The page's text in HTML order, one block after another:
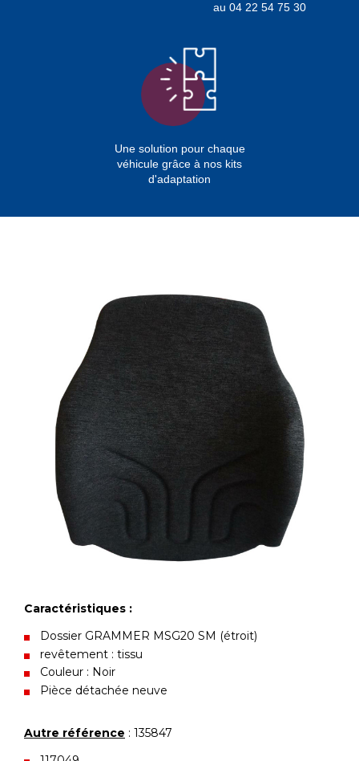
au 04 22 54 75 30
Une solution pour chaque
véhicule grâce à nos kits
d'adaptation
Caractéristiques :
Dossier GRAMMER MSG20 SM (étroit)
revêtement : tissu
Couleur : Noir
Pièce détachée neuve
Autre référence : 135847